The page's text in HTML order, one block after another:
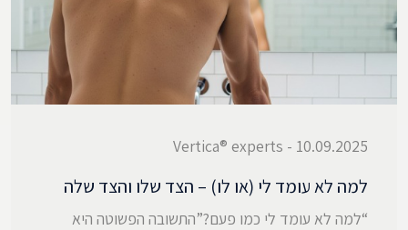
10.09.2025 - Vertica® experts
למה לא עומד לי (או לו) – הצד שלו והצד שלה
“למה לא עומד לי כמו פעם?”התשובה הפשוטה היא